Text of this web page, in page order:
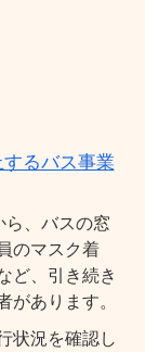
るバス事業
、バスの窓
のマスク着
ど、引き続き
あります。
状況を確認し